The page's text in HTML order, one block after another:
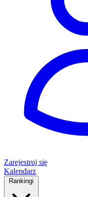
Zarejestruj się
Kalendarz
Rankingi